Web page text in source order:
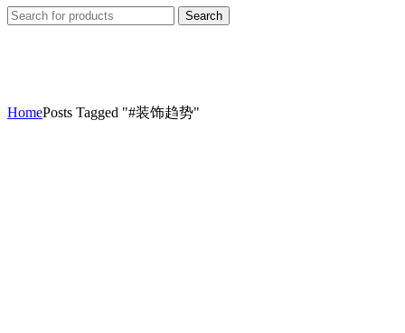
Search
HomePosts Tagged "#装饰趋势"